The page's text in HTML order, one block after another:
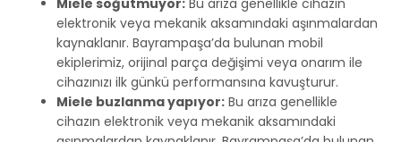
elektronik veya mekanik aksamındaki aşınmalardan
kaynaklanır. Bayrampaşa’da bulunan mobil
ekiplerimiz, orijinal parça değişimi veya onarım ile
cihazınızı ilk günkü performansına kavuşturur.
Miele buzlanma yapıyor: Bu arıza genellikle
cihazın elektronik veya mekanik aksamındaki